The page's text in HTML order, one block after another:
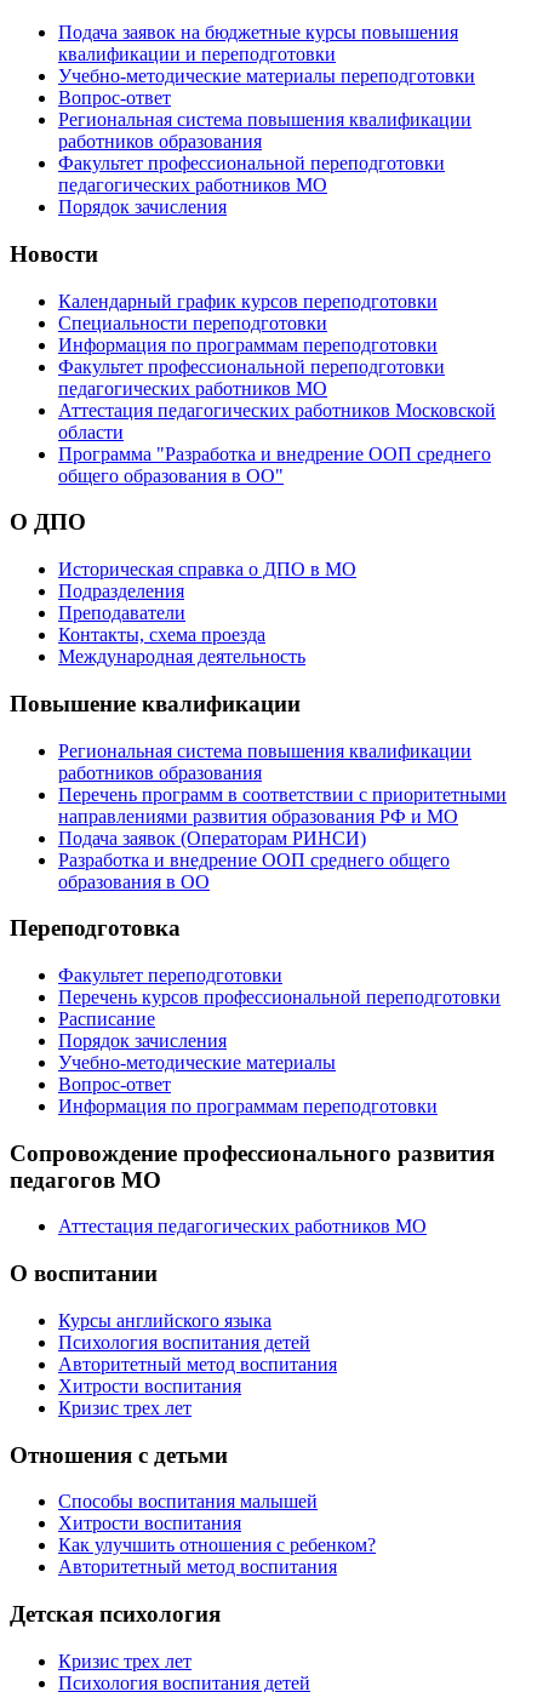
Подача заявок на бюджетные курсы повышения
квалификации и переподготовки
Учебно-методические материалы переподготовки
Вопрос-ответ
Региональная система повышения квалификации
работников образования
Факультет профессиональной переподготовки
педагогических работников МО
Порядок зачисления
Новости
Календарный график курсов переподготовки
Специальности переподготовки
Информация по программам переподготовки
Факультет профессиональной переподготовки
педагогических работников МО
Аттестация педагогических работников Московской
области
Программа "Разработка и внедрение ООП среднего
общего образования в ОО"
О ДПО
Историческая справка о ДПО в МО
Подразделения
Преподаватели
Контакты, схема проезда
Международная деятельность
Повышение квалификации
Региональная система повышения квалификации
работников образования
Перечень программ в соответствии с приоритетными
направлениями развития образования РФ и МО
Подача заявок (Операторам РИНСИ)
Разработка и внедрение ООП среднего общего
образования в ОО
Переподготовка
Факультет переподготовки
Перечень курсов профессиональной переподготовки
Расписание
Порядок зачисления
Учебно-методические материалы
Вопрос-ответ
Информация по программам переподготовки
Сопровождение профессионального развития
педагогов МО
Аттестация педагогических работников МО
О воспитании
Курсы английского языка
Психология воспитания детей
Авторитетный метод воспитания
Хитрости воспитания
Кризис трех лет
Отношения с детьми
Способы воспитания малышей
Хитрости воспитания
Как улучшить отношения с ребенком?
Авторитетный метод воспитания
Детская психология
Кризис трех лет
Психология воспитания детей